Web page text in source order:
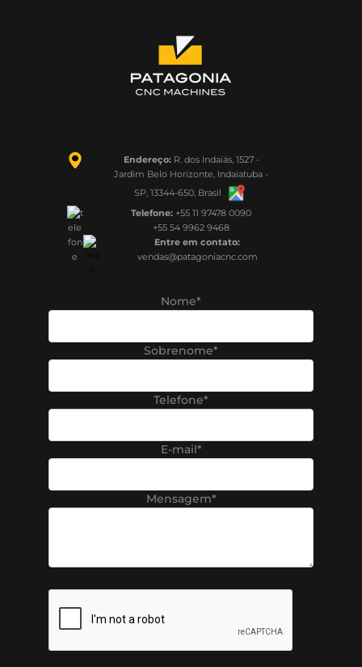
Endereço:R. dos Indaiás, 1527 -
Jardim Belo Horizonte, Indaiatuba -
SP, 13344-650, Brasil
Telefone: +55 11 97478 0090
+55 54 9962 9468
Entre em contato:
vendas@patagoniacnc.com
Nome*
Sobrenome*
Telefone*
E-mail*
Mensagem*